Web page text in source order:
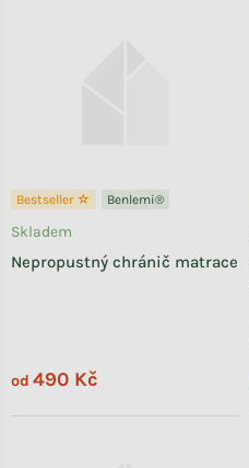
Bestseller ☆ Benlemi®
Nepropustný chránič matrace
Skladem
od 490 Kč